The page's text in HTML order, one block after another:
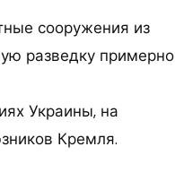
сооружения из
разведку примерно
Украины, на
Кремля.